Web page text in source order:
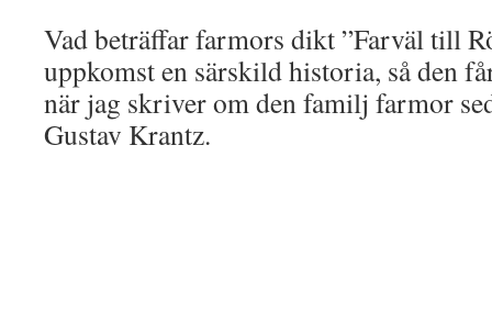
Vad beträffar farmors dikt ”Farväl till
uppkomst en särskild historia, så den
när jag skriver om den familj farmor
Gustav Krantz.